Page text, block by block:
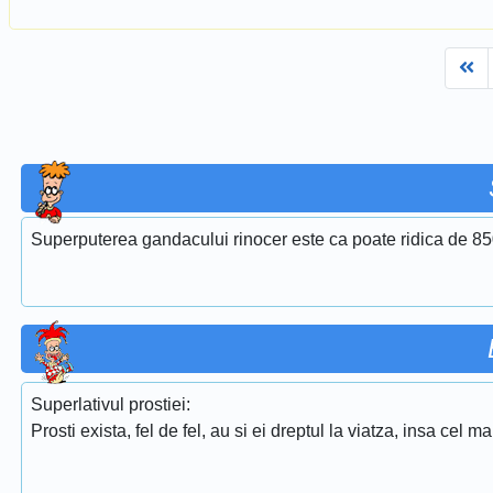
Superputerea gandacului rinocer este ca poate ridica de
Superlativul prostiei:
Prosti exista, fel de fel, au si ei dreptul la viatza, insa cel